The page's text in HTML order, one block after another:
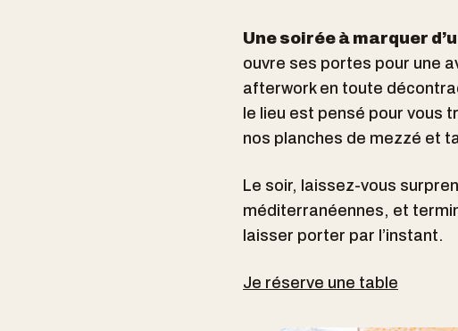
Une soirée à marquer
ouvre ses portes pour une
afterwork en toute
le lieu est pensé pour vous
nos planches de mezzé et
Le soir, laissez-vous
méditerranéennes, et
laisser porter par l’instant.
Je réserve une table